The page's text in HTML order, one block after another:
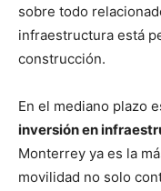
sobre todo
infraestructura está
construcción.
En el mediano plazo
inversión en
Monterrey ya es la
movilidad no solo